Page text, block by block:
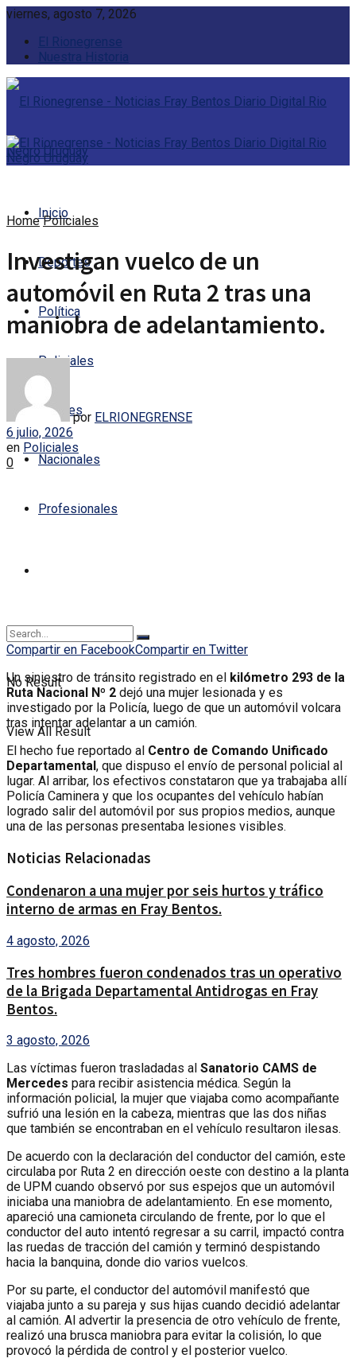
viernes, agosto 7, 2026
El Rionegrense
Nuestra Historia
Inicio
Deportes
Política
Policiales
Locales
Nacionales
Profesionales
No Result
View All Result
Home Policiales
Investigan vuelco de un
automóvil en Ruta 2 tras una
maniobra de adelantamiento.
por ELRIONEGRENSE
6 julio, 2026
en Policiales
0
Compartir en FacebookCompartir en Twitter
Un siniestro de tránsito registrado en el kilómetro 293 de la
Ruta Nacional Nº 2 dejó una mujer lesionada y es
investigado por la Policía, luego de que un automóvil volcara
tras intentar adelantar a un camión.
El hecho fue reportado al Centro de Comando Unificado
Departamental, que dispuso el envío de personal policial al
lugar. Al arribar, los efectivos constataron que ya trabajaba allí
Policía Caminera y que los ocupantes del vehículo habían
logrado salir del automóvil por sus propios medios, aunque
una de las personas presentaba lesiones visibles.
Noticias Relacionadas
Condenaron a una mujer por seis hurtos y tráfico
interno de armas en Fray Bentos.
4 agosto, 2026
Tres hombres fueron condenados tras un operativo
de la Brigada Departamental Antidrogas en Fray
Bentos.
3 agosto, 2026
Las víctimas fueron trasladadas al Sanatorio CAMS de
Mercedes para recibir asistencia médica. Según la
información policial, la mujer que viajaba como acompañante
sufrió una lesión en la cabeza, mientras que las dos niñas
que también se encontraban en el vehículo resultaron ilesas.
De acuerdo con la declaración del conductor del camión, este
circulaba por Ruta 2 en dirección oeste con destino a la planta
de UPM cuando observó por sus espejos que un automóvil
iniciaba una maniobra de adelantamiento. En ese momento,
apareció una camioneta circulando de frente, por lo que el
conductor del auto intentó regresar a su carril, impactó contra
las ruedas de tracción del camión y terminó despistando
hacia la banquina, donde dio varios vuelcos.
Por su parte, el conductor del automóvil manifestó que
viajaba junto a su pareja y sus hijas cuando decidió adelantar
al camión. Al advertir la presencia de otro vehículo de frente,
realizó una brusca maniobra para evitar la colisión, lo que
provocó la pérdida de control y el posterior vuelco.